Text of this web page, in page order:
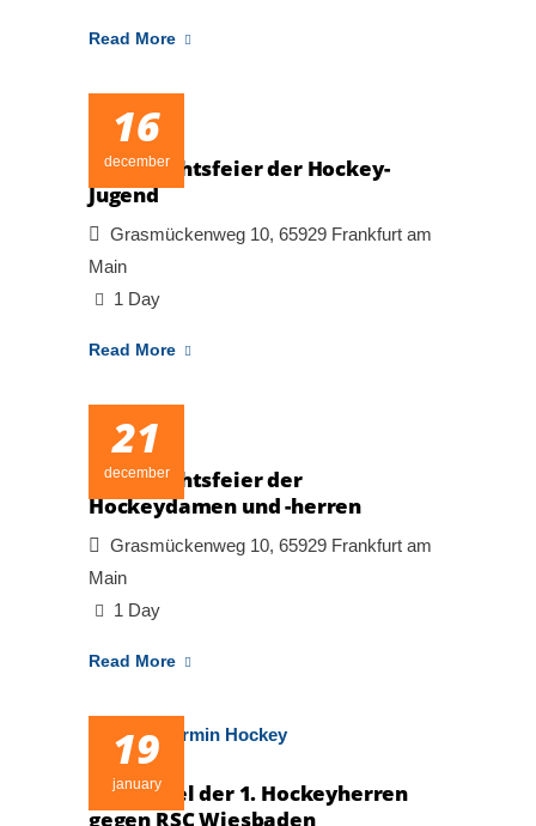
Read More
16
december
Weihnachtsfeier der Hockey-
Jugend
Grasmückenweg 10, 65929 Frankfurt am
Main
1 Day
Read More
21
december
Weihnachtsfeier der
Hockeydamen und -herren
Grasmückenweg 10, 65929 Frankfurt am
Main
1 Day
Read More
19
january
Heimspiel der 1. Hockeyherren
gegen RSC Wiesbaden